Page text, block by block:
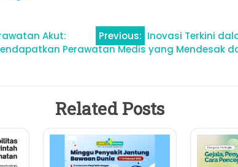
Previous: Inovasi Terkini
Akut:
Perawatan Medis yang Mendesak
Related Posts